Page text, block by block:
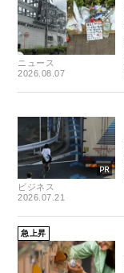
ニュース
2026.08.07
ビジネス
2026.07.21
急上昇